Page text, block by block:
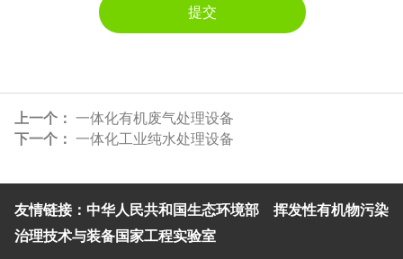
提交
上一个： 一体化有机废气处理设备
下一个： 一体化工业纯水处理设备
友情链接： 中华人民共和国生态环境部
挥发性有机物污染
治理技术与装备国家工程实验室